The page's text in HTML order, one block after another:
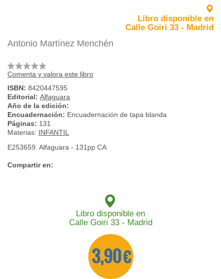
Libro disponible en
Calle Goiri 33 - Madrid
Antonio Martínez Menchén
Comenta y valora este libro
ISBN: 8420447595
Editorial: Alfaguara
Año de la edición:
Encuadernación: Encuadernación de tapa blanda
Páginas: 131
Materias: INFANTIL
E253659. Alfaguara - 131pp CA
Compartir en:
Libro disponible en
Calle Goiri 33 - Madrid
3,90 €